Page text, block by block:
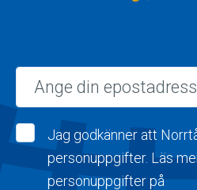
Jag godkänner att
personuppgifter. Läs
personuppgifter på